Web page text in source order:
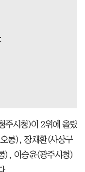
주시청)이 2위에 올랐
롱), 장채환(사상구
), 이승윤(광주시청)
.